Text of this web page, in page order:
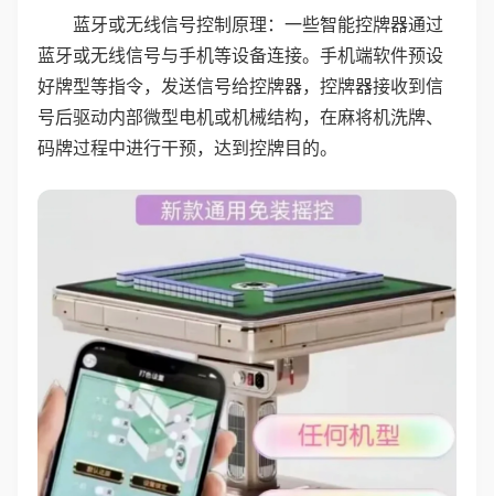
蓝牙或无线信号控制原理：一些智能控牌器通过
蓝牙或无线信号与手机等设备连接。手机端软件预设
好牌型等指令，发送信号给控牌器，控牌器接收到信
号后驱动内部微型电机或机械结构，在麻将机洗牌、
码牌过程中进行干预，达到控牌目的。